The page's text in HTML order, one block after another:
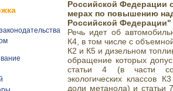
Российской Федерации
мерах по повышению
Российской Федерации"
Речь идет об
К4, в том числе с
К2 и К5 и дизельном
обращение которых
статьи 4 (в части
экологических
доли метанола) и статьи